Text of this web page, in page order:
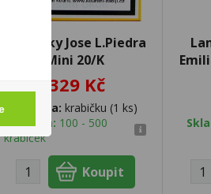
Doutníky Jose L.Piedra
Mini 20/K
329 Kč
Cena za: krabičku (1 ks)
Skladem: 100 - 500
krabiček